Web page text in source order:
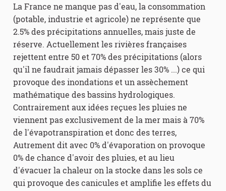
La France ne manque pas d'eau, la consommation
(potable, industrie et agricole) ne représente que
2.5% des précipitations annuelles, mais juste de
réserve. Actuellement les rivières françaises
rejettent entre 50 et 70% des précipitations (alors
qu'il ne faudrait jamais dépasser les 30% ...) ce qui
provoque des inondations et un assèchement
mathématique des bassins hydrologiques.
Contrairement aux idées reçues les pluies ne
viennent pas exclusivement de la mer mais à 70%
de l'évapotranspiration et donc des terres,
Autrement dit avec 0% d'évaporation on provoque
0% de chance d'avoir des pluies, et au lieu
d'évacuer la chaleur on la stocke dans les sols ce
qui provoque des canicules et amplifie les effets du